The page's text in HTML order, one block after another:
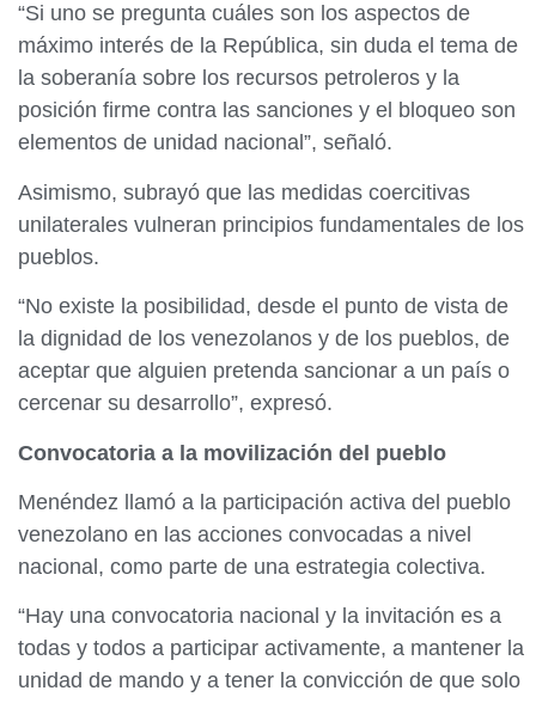
“Si uno se pregunta cuáles son los aspectos de
máximo interés de la República, sin duda el tema de
la soberanía sobre los recursos petroleros y la
posición firme contra las sanciones y el bloqueo son
elementos de unidad nacional”, señaló.
Asimismo, subrayó que las medidas coercitivas
unilaterales vulneran principios fundamentales de los
pueblos.
“No existe la posibilidad, desde el punto de vista de
la dignidad de los venezolanos y de los pueblos, de
aceptar que alguien pretenda sancionar a un país o
cercenar su desarrollo”, expresó.
Convocatoria a la movilización del pueblo
Menéndez llamó a la participación activa del pueblo
venezolano en las acciones convocadas a nivel
nacional, como parte de una estrategia colectiva.
“Hay una convocatoria nacional y la invitación es a
todas y todos a participar activamente, a mantener la
unidad de mando y a tener la convicción de que solo